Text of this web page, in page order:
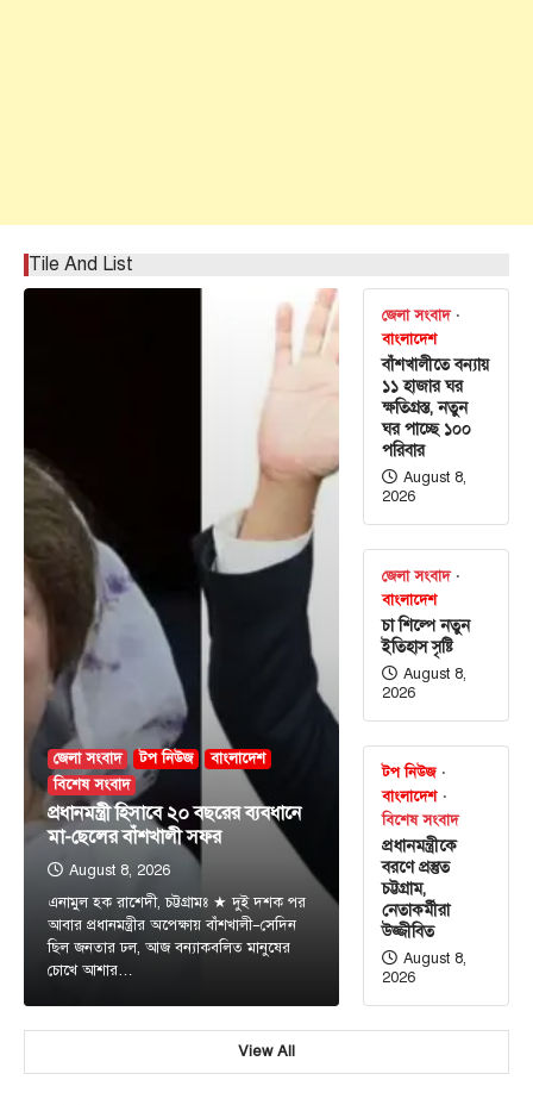
Tile And List
জেলা সংবাদ টপ নিউজ
বাংলাদেশ
বিশেষ সংবাদ
প্রধানমন্ত্রী হিসাবে ২০ বছরের ব্যবধানে
মা-ছেলের বাঁশখালী সফর
August 8, 2026
এনামুল হক রাশেদী, চট্টগ্রামঃ ★ দুই দশক পর
আবার প্রধানমন্ত্রীর অপেক্ষায় বাঁশখালী—সেদিন
ছিল জনতার ঢল, আজ বন্যাকবলিত মানুষের
চোখে আশার…
জেলা সংবাদ
বাংলাদেশ
বাঁশখালীতে বন্যায়
১১ হাজার ঘর
ক্ষতিগ্রস্ত, নতুন
ঘর পাচ্ছে ১০০
পরিবার
August 8,
2026
জেলা সংবাদ
বাংলাদেশ
চা শিল্পে নতুন
ইতিহাস সৃষ্টি
August 8,
2026
টপ নিউজ
বাংলাদেশ
বিশেষ সংবাদ
প্রধানমন্ত্রীকে
বরণে প্রস্তুত
চট্টগ্রাম,
নেতাকর্মীরা
উজ্জীবিত
August 8,
2026
View All
জেলা সংবাদ টপ নিউজ বাংলাদেশ বিশেষ সংবাদ
প্রধানমন্ত্রী হিসাবে ২০ বছরের ব্যবধানে মা-
এনামুল হক রাশেদী, চট্টগ্রামঃ ★ দুই দশক পর আবার
প্রধানমন্ত্রীর অপেক্ষায় বাঁশখালী—সেদিন ছিল জনতার ঢল,…